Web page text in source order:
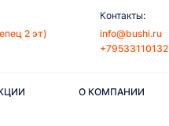
2 эт)
Контакты:
info@bushi.ru
+79533110132
О КОМПАНИИ